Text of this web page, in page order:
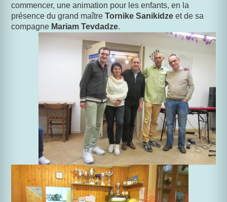
commencer, une animation pour les enfants, en la
présence du grand maître Tornike Sanikidze et de sa
compagne Mariam Tevdadze.